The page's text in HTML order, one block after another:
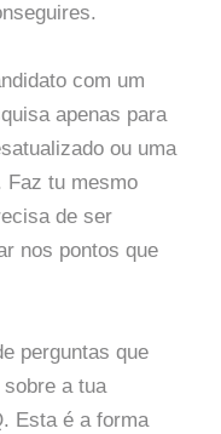
com um
apenas para
ou uma
Faz tu mesmo
de ser
nos pontos que
perguntas que
a tua
Esta é a forma